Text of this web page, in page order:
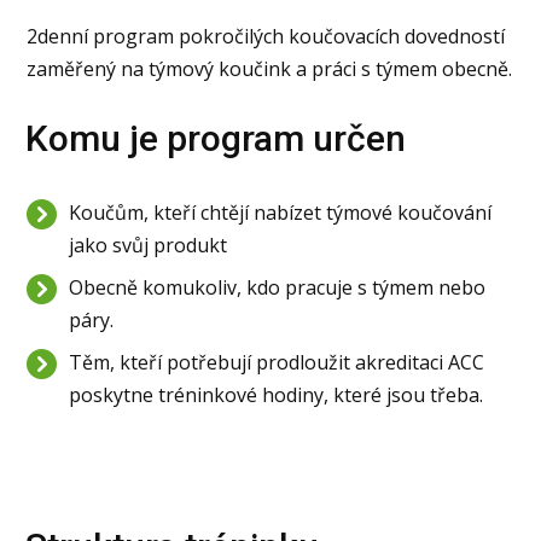
2denní program pokročilých koučovacích dovedností
zaměřený na týmový koučink a práci s týmem obecně.
Komu je program určen
Koučům, kteří chtějí nabízet týmové koučování
jako svůj produkt
Obecně komukoliv, kdo pracuje s týmem nebo
páry.
Těm, kteří potřebují prodloužit akreditaci ACC
poskytne tréninkové hodiny, které jsou třeba.